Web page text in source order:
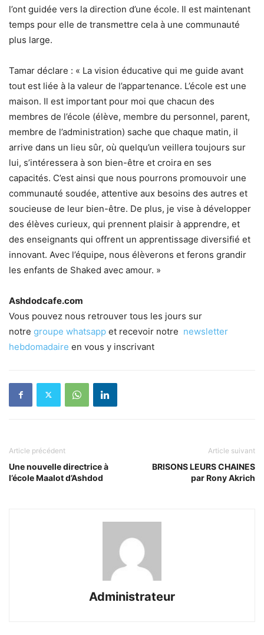
l’ont guidée vers la direction d’une école. Il est maintenant
temps pour elle de transmettre cela à une communauté
plus large.
Tamar déclare : « La vision éducative qui me guide avant
tout est liée à la valeur de l’appartenance. L’école est une
maison. Il est important pour moi que chacun des
membres de l’école (élève, membre du personnel, parent,
membre de l’administration) sache que chaque matin, il
arrive dans un lieu sûr, où quelqu’un veillera toujours sur
lui, s’intéressera à son bien-être et croira en ses
capacités. C’est ainsi que nous pourrons promouvoir une
communauté soudée, attentive aux besoins des autres et
soucieuse de leur bien-être. De plus, je vise à développer
des élèves curieux, qui prennent plaisir à apprendre, et
des enseignants qui offrent un apprentissage diversifié et
innovant. Avec l’équipe, nous élèverons et ferons grandir
les enfants de Shaked avec amour. »
Ashdodcafe.com
Vous pouvez nous retrouver tous les jours sur
notre groupe whatsapp et recevoir notre newsletter
hebdomadaire en vous y inscrivant
Article précédent
Une nouvelle directrice à
l’école Maalot d’Ashdod
Article suivant
BRISONS LEURS CHAINES
par Rony Akrich
Administrateur